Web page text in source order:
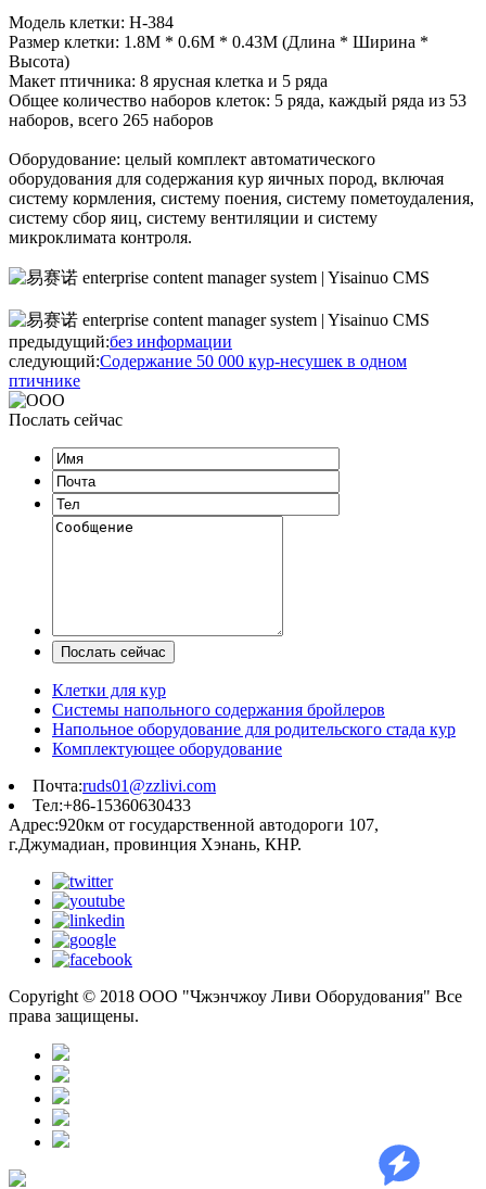
Модель клетки: H-384
Размер клетки: 1.8M * 0.6M * 0.43M (Длина * Ширина *
Высота)
Макет птичника: 8 ярусная клетка и 5 ряда
Общее количество наборов клеток: 5 ряда, каждый ряда из 53
наборов, всего 265 наборов
Оборудование: целый комплект автоматического
оборудования для содержания кур яичных пород, включая
систему кормления, систему поения, систему пометоудаления,
систему сбор яиц, систему вентиляции и систему
микроклимата контроля.
предыдущий:без информации
следующий:Содержание 50 000 кур-несушек в одном
птичнике
Послать сейчас
Клетки для кур
Системы напольного содержания бройлеров
Напольное оборудование для родительского стада кур
Комплектующее оборудование
Почта:ruds01@zzlivi.com
Тел:+86-15360630433
Адрес:920км от государственной автодороги 107,
г.Джумадиан, провинция Хэнань, КНР.
Copyright © 2018 ООО "Чжэнчжоу Ливи Оборудования" Все
права защищены.